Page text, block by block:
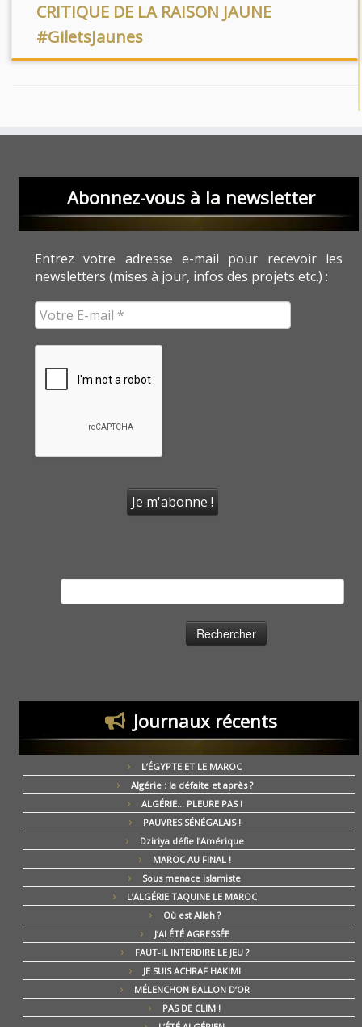
CRITIQUE DE LA RAISON JAUNE
#GiletsJaunes
Abonnez-vous à la newsletter
Entrez votre adresse e-mail pour recevoir les
newsletters (mises à jour, infos des projets etc.) :
Journaux récents
L’ÉGYPTE ET LE MAROC
Algérie : la défaite et après ?
ALGÉRIE… PLEURE PAS !
PAUVRES SÉNÉGALAIS !
Dziriya défie l’Amérique
MAROC AU FINAL !
Sous menace islamiste
L’ALGÉRIE TAQUINE LE MAROC
Où est Allah ?
J’AI ÉTÉ AGRESSÉE
FAUT-IL INTERDIRE LE JEU ?
JE SUIS ACHRAF HAKIMI
MÉLENCHON BALLON D’OR
PAS DE CLIM !